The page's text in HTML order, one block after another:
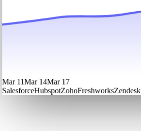
Mar 11Mar 14Mar 17
SalesforceHubspotZohoFreshworksZendesk